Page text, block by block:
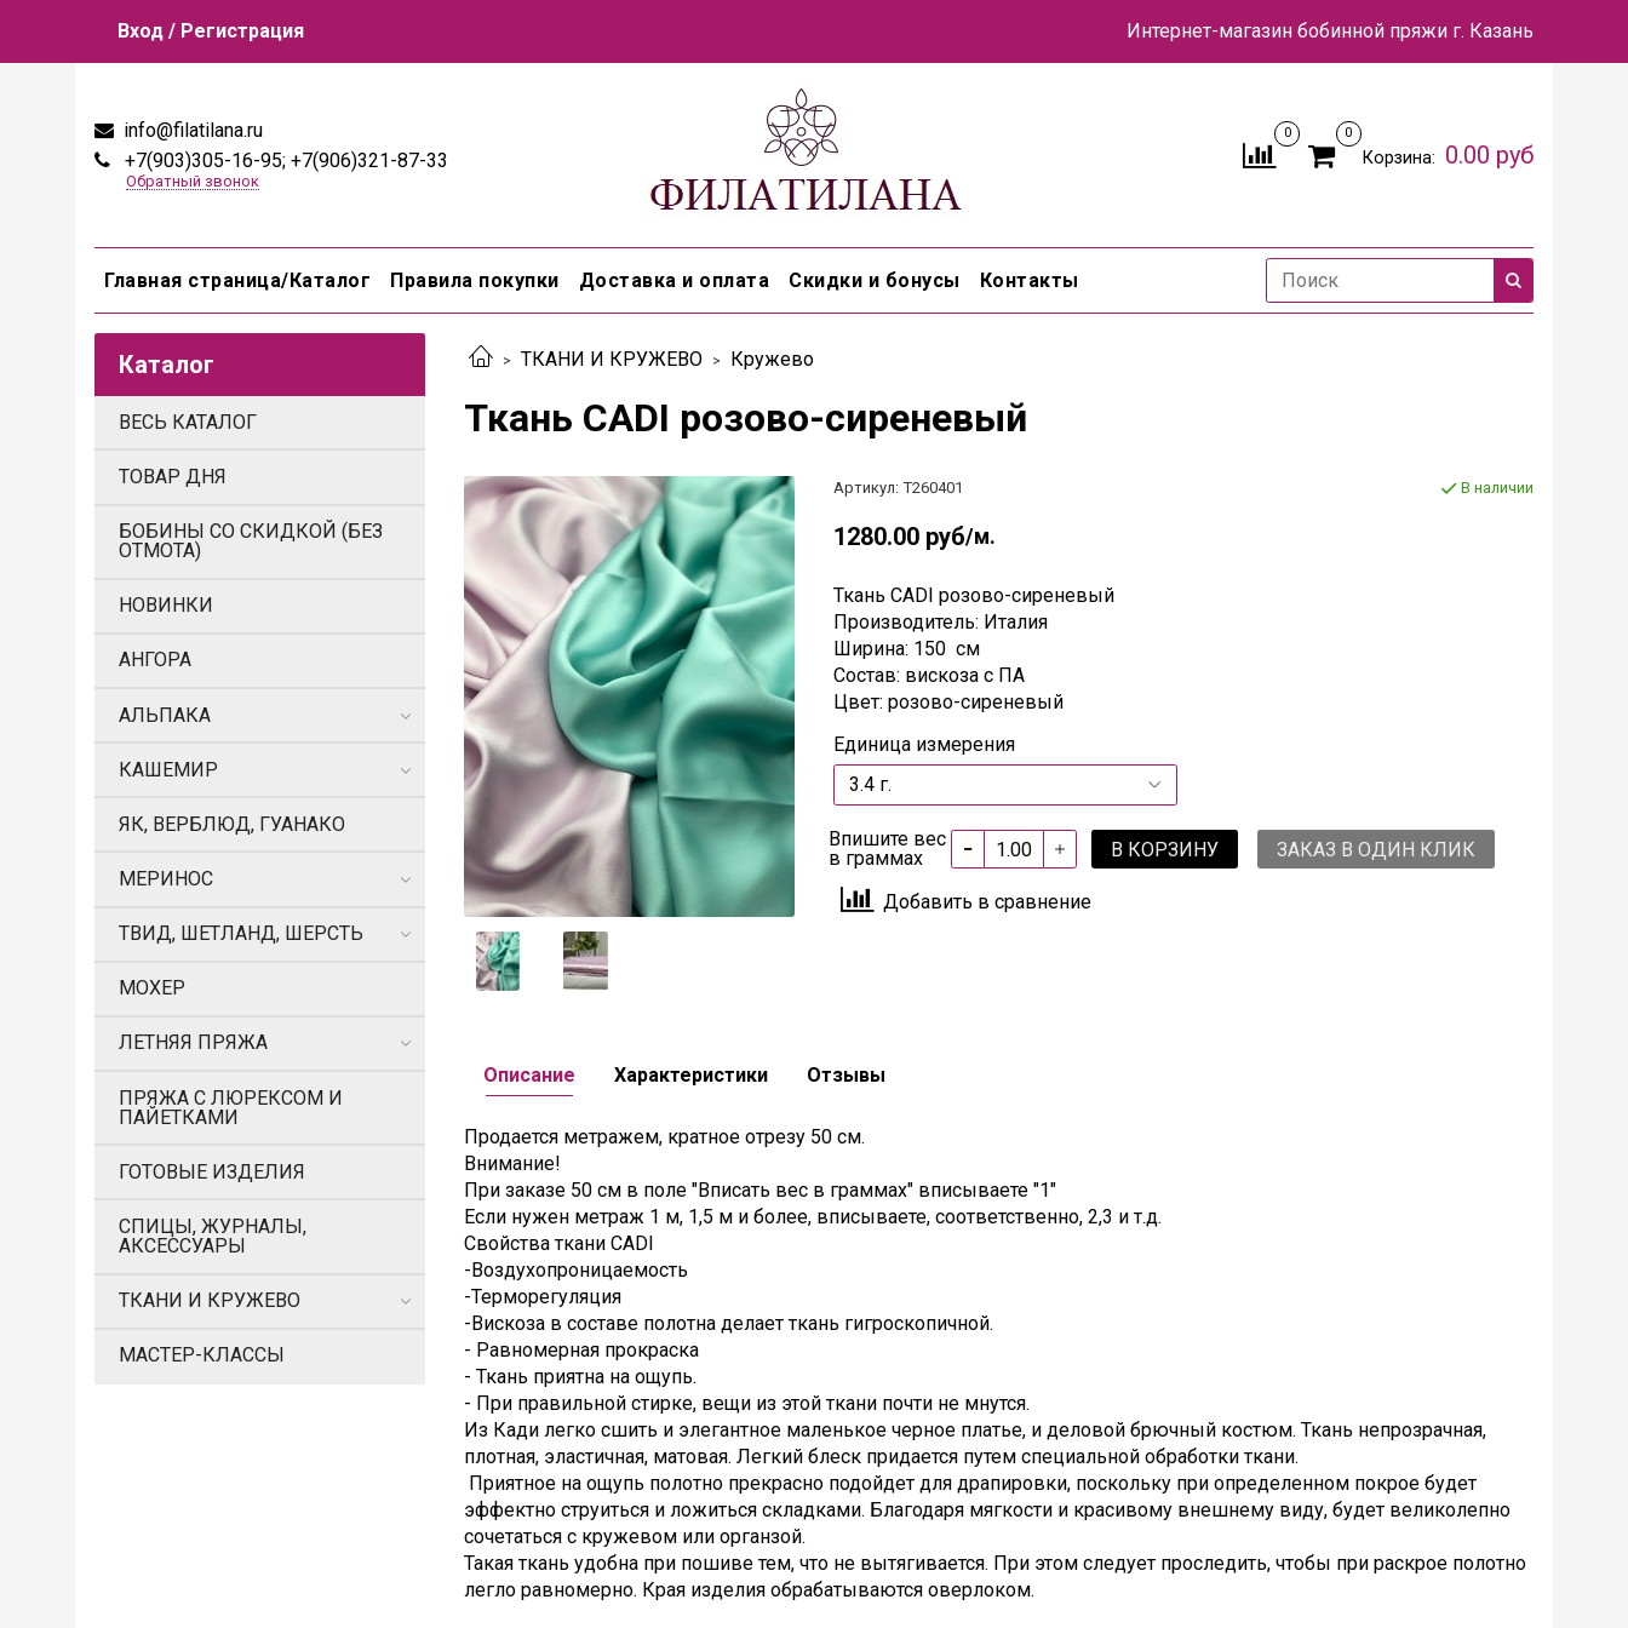
Вход / Регистрация Интернет-магазин бобинной пряжи г. Казань
info@filatilana.ru
+7(903)305-16-95; +7(906)321-87-33
Обратный звонок
0 0
Корзина: 0.00 руб
Главная страница/Каталог Правила покупки Доставка и оплата Скидки и бонусы Контакты
ТКАНИ И КРУЖЕВО Кружево
Ткань CADI розово-сиреневый
Артикул: Т260401 В наличии
1280.00 руб/м.
Ткань CADI розово-сиреневый
Производитель: Италия
Ширина: 150 см
Состав: вискоза с ПА
Цвет: розово-сиреневый
Единица измерения
Впишите вес
в граммах
В КОРЗИНУ ЗАКАЗ В ОДИН КЛИК
Добавить в сравнение
Описание
Продается метражем, кратное отрезу 50 см.
Внимание!
При заказе 50 см в поле "Вписать вес в граммах" вписываете "1"
Если нужен метраж 1 м, 1,5 м и более, вписываете, соответственно, 2,3 и т.д.
Свойства ткани CADI
-Воздухопроницаемость
-Терморегуляция
-Вискоза в составе полотна делает ткань гигроскопичной.
- Равномерная прокраска
- Ткань приятна на ощупь.
- При правильной стирке, вещи из этой ткани почти не мнутся.
Из Кади легко сшить и элегантное маленькое черное платье, и деловой брючный костюм. Ткань непрозрачная,
плотная, эластичная, матовая. Легкий блеск придается путем специальной обработки ткани.
Приятное на ощупь полотно прекрасно подойдет для драпировки, поскольку при определенном покрое будет
эффектно струиться и ложиться складками. Благодаря мягкости и красивому внешнему виду, будет великолепно
сочетаться с кружевом или органзой.
Такая ткань удобна при пошиве тем, что не вытягивается. При этом следует проследить, чтобы при раскрое полотно
легло равномерно. Края изделия обрабатываются оверлоком.
Характеристики Отзывы
Каталог
ВЕСЬ КАТАЛОГ
ТОВАР ДНЯ
БОБИНЫ СО СКИДКОЙ (БЕЗ
ОТМОТА)
НОВИНКИ
АНГОРА
АЛЬПАКА
КАШЕМИР
ЯК, ВЕРБЛЮД, ГУАНАКО
МЕРИНОС
ТВИД, ШЕТЛАНД, ШЕРСТЬ
МОХЕР
ЛЕТНЯЯ ПРЯЖА
ПРЯЖА С ЛЮРЕКСОМ И
ПАЙЕТКАМИ
ГОТОВЫЕ ИЗДЕЛИЯ
СПИЦЫ, ЖУРНАЛЫ,
АКСЕССУАРЫ
ТКАНИ И КРУЖЕВО
МАСТЕР-КЛАССЫ